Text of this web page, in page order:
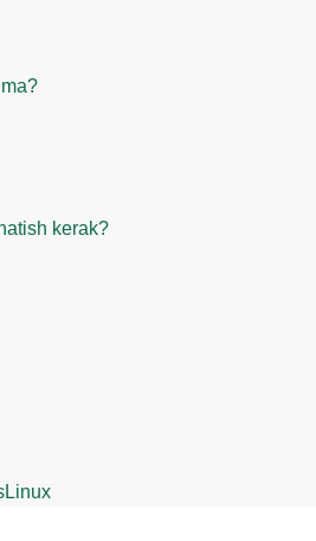
kerak?
Linux